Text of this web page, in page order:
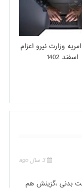
وزارت نیرو اعزام
اسفند 1402
3 سال ago
بدنی ،گزینش هم